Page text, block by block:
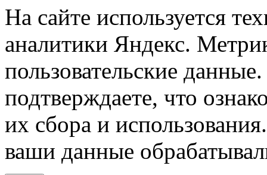
На сайте используется
аналитики Яндекс.
пользовательские
подтверждаете, что
их сбора и
ваши данные